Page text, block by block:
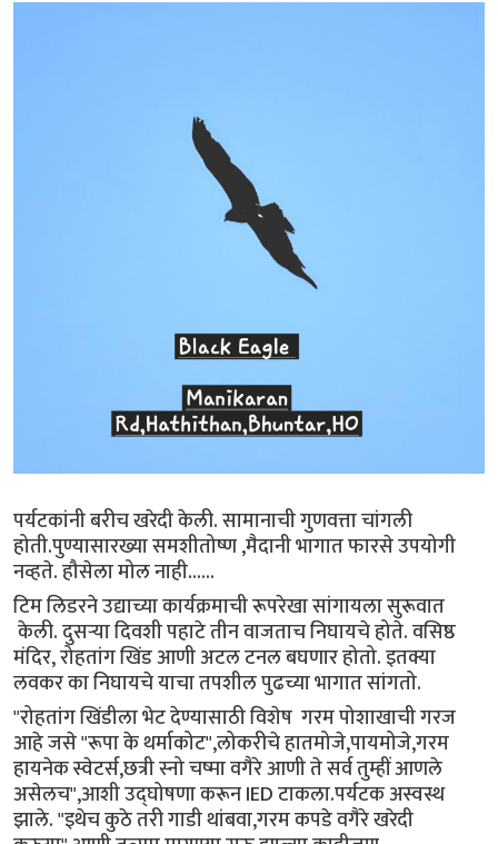
पर्यटकांनी बरीच खरेदी केली. सामानाची गुणवत्ता चांगली
होती.पुण्यासारख्या समशीतोष्ण ,मैदानी भागात फारसे उपयोगी
नव्हते. हौसेला मोल नाही......
टिम लिडरने उद्याच्या कार्यक्रमाची रूपरेखा सांगायला सुरूवात
केली. दुसऱ्या दिवशी पहाटे तीन वाजताच निघायचे होते. वसिष्ठ
मंदिर, रोहतांग खिंड आणी अटल टनल बघणार होतो. इतक्या
लवकर का निघायचे याचा तपशील पुढच्या भागात सांगतो.
"रोहतांग खिंडीला भेट देण्यासाठी विशेष गरम पोशाखाची गरज
आहे जसे "रूपा के थर्माकोट",लोकरीचे हातमोजे,पायमोजे,गरम
हायनेक स्वेटर्स,छत्री स्नो चष्मा वगैरे आणी ते सर्व तुम्हीं आणले
असेलच",आशी उद्घोषणा करून IED टाकला.पर्यटक अस्वस्थ
झाले. "इथेच कुठे तरी गाडी थांबवा,गरम कपडे वगैरे खरेदी